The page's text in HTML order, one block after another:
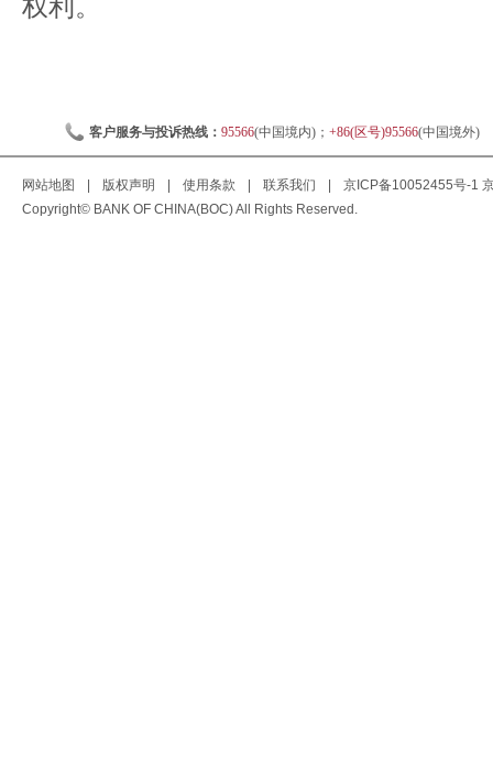
权利。
客户服务与投诉热线： 95566(中国境内)； +86(区号)95566(中国境外)
网站地图 版权声明 使用条款 联系我们 京ICP备10052455号-1
Copyright© BANK OF CHINA(BOC) All Rights Reserved.